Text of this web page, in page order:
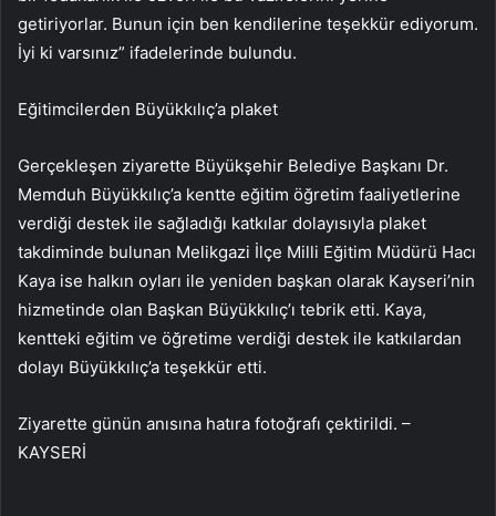
getiriyorlar. Bunun için ben kendilerine teşekkür ediyorum.
İyi ki varsınız” ifadelerinde bulundu.
Eğitimcilerden Büyükkılıç’a plaket
Gerçekleşen ziyarette Büyükşehir Belediye Başkanı Dr.
Memduh Büyükkılıç’a kentte eğitim öğretim faaliyetlerine
verdiği destek ile sağladığı katkılar dolayısıyla plaket
takdiminde bulunan Melikgazi İlçe Milli Eğitim Müdürü Hacı
Kaya ise halkın oyları ile yeniden başkan olarak Kayseri’nin
hizmetinde olan Başkan Büyükkılıç’ı tebrik etti. Kaya,
kentteki eğitim ve öğretime verdiği destek ile katkılardan
dolayı Büyükkılıç’a teşekkür etti.
Ziyarette günün anısına hatıra fotoğrafı çektirildi. –
KAYSERİ